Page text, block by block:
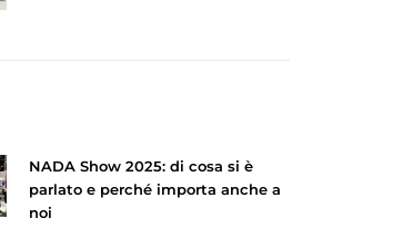
NADA Show 2025: di cosa si è
parlato e perché importa anche a
noi